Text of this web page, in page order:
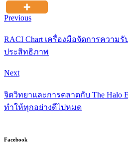
Previous
RACI Chart เครื่องมือจัดการความ
ประสิทธิภาพ
Next
จิตวิทยาและการตลาดกับ The Halo
ทำให้ทุกอย่างดีไปหมด
Facebook